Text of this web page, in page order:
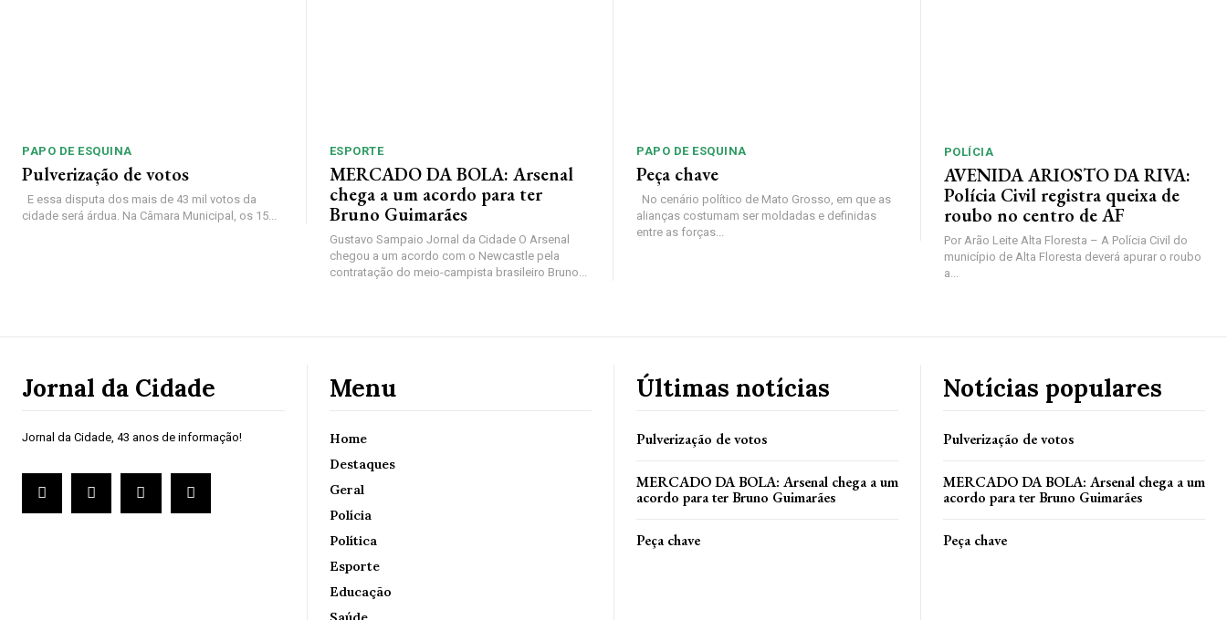
PAPO DE ESQUINA
Pulverização de votos
E essa disputa dos mais de 43 mil votos da
cidade será árdua. Na Câmara Municipal, os 15...
ESPORTE
MERCADO DA BOLA: Arsenal
chega a um acordo para ter
Bruno Guimarães
Gustavo Sampaio Jornal da Cidade O Arsenal
chegou a um acordo com o Newcastle pela
contratação do meio-campista brasileiro Bruno...
PAPO DE ESQUINA
Peça chave
No cenário político de Mato Grosso, em que as
alianças costumam ser moldadas e definidas
entre as forças...
POLÍCIA
AVENIDA ARIOSTO DA RIVA:
Polícia Civil registra queixa de
roubo no centro de AF
Por Arão Leite Alta Floresta – A Polícia Civil do
município de Alta Floresta deverá apurar o roubo
a...
Jornal da Cidade
Jornal da Cidade, 43 anos de informação!
Menu
Home
Destaques
Geral
Polícia
Política
Esporte
Educação
Últimas notícias
Pulverização de votos
MERCADO DA BOLA: Arsenal chega a um
acordo para ter Bruno Guimarães
Peça chave
Notícias populares
Pulverização de votos
MERCADO DA BOLA: Arsenal chega a um
acordo para ter Bruno Guimarães
Peça chave